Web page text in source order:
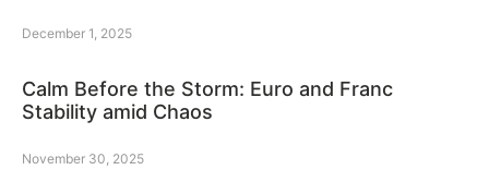
December 1, 2025
Calm Before the Storm: Euro and Franc
Stability amid Chaos
November 30, 2025